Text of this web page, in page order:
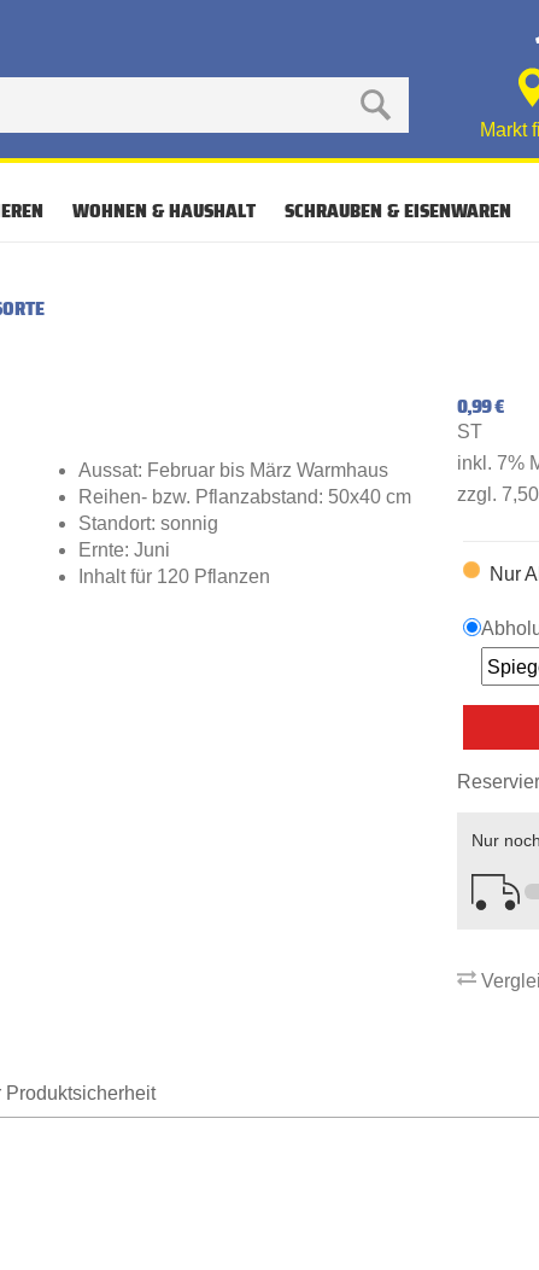
Markt
WOHNEN & HAUSHALT SCHRAUBEN & EISENWAREN
Aussat: Februar bis März Warmhaus
Reihen- bzw. Pflanzabstand: 50x40 cm
Standort: sonnig
Ernte: Juni
Inhalt für 120 Pflanzen
0,99 €
ST
inkl. 7%
zzgl.
Nur
Nur noch
Produktsicherheit